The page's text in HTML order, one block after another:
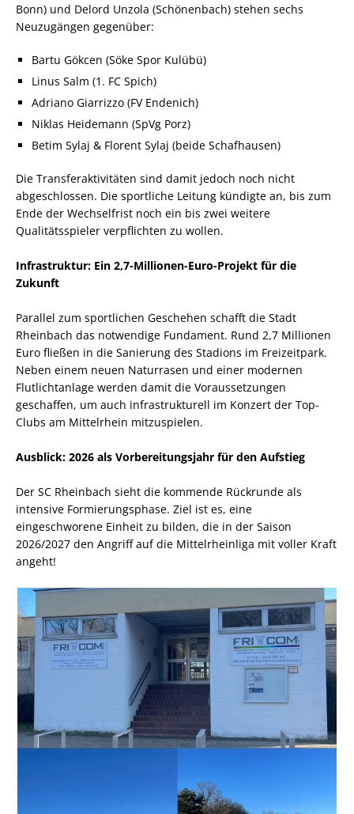
Bonn) und Delord Unzola (Schönenbach) stehen sechs
Neuzugängen gegenüber:
Bartu Gökcen (Söke Spor Kulübü)
Linus Salm (1. FC Spich)
Adriano Giarrizzo (FV Endenich)
Niklas Heidemann (SpVg Porz)
Betim Sylaj & Florent Sylaj (beide Schafhausen)
Die Transferaktivitäten sind damit jedoch noch nicht
abgeschlossen. Die sportliche Leitung kündigte an, bis zum
Ende der Wechselfrist noch ein bis zwei weitere
Qualitätsspieler verpflichten zu wollen.
Infrastruktur: Ein 2,7-Millionen-Euro-Projekt für die
Zukunft
Parallel zum sportlichen Geschehen schafft die Stadt
Rheinbach das notwendige Fundament. Rund 2,7 Millionen
Euro fließen in die Sanierung des Stadions im Freizeitpark.
Neben einem neuen Naturrasen und einer modernen
Flutlichtanlage werden damit die Voraussetzungen
geschaffen, um auch infrastrukturell im Konzert der Top-
Clubs am Mittelrhein mitzuspielen.
Ausblick: 2026 als Vorbereitungsjahr für den Aufstieg
Der SC Rheinbach sieht die kommende Rückrunde als
intensive Formierungsphase. Ziel ist es, eine
eingeschworene Einheit zu bilden, die in der Saison
2026/2027 den Angriff auf die Mittelrheinliga mit voller Kraft
angeht!